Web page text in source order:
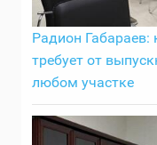
Радион
требует от
любом участке